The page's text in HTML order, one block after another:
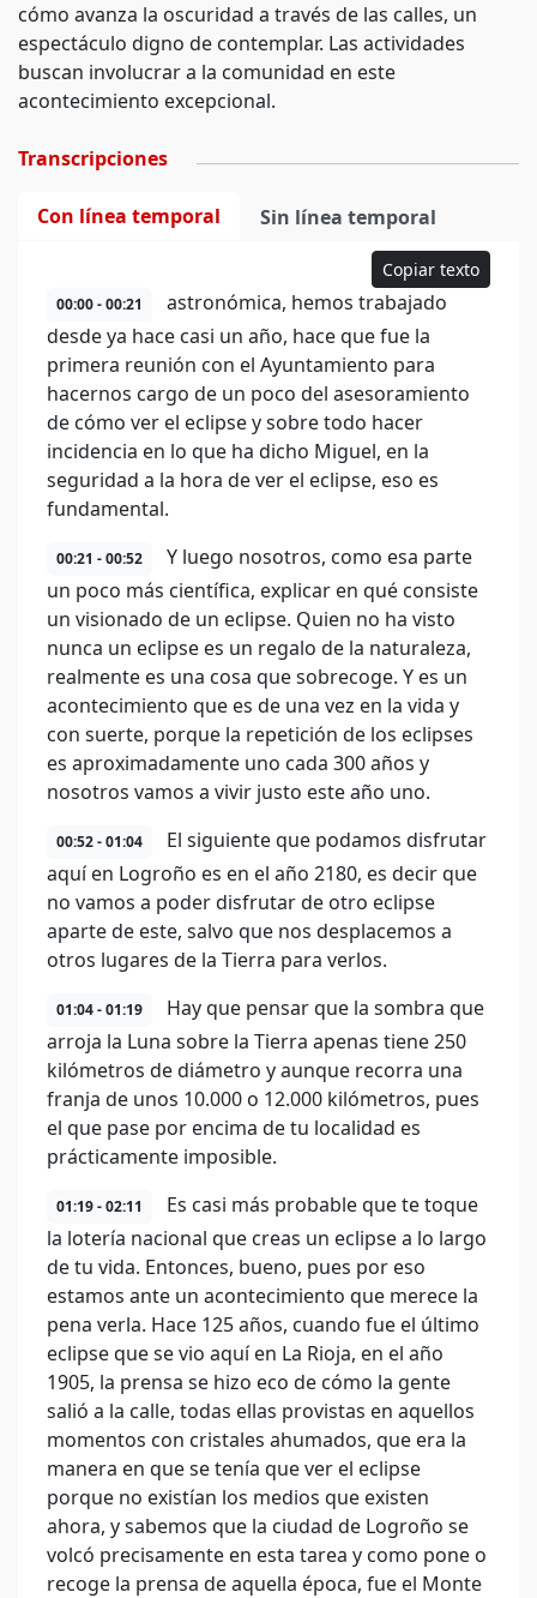
cómo avanza la oscuridad a través de las calles, un
espectáculo digno de contemplar. Las actividades
buscan involucrar a la comunidad en este
acontecimiento excepcional.
Transcripciones
Con línea temporal Sin línea temporal
Copiar texto
00:00 - 00:21
astronómica, hemos trabajado
desde ya hace casi un año, hace que fue la
primera reunión con el Ayuntamiento para
hacernos cargo de un poco del asesoramiento
de cómo ver el eclipse y sobre todo hacer
incidencia en lo que ha dicho Miguel, en la
seguridad a la hora de ver el eclipse, eso es
fundamental.
00:21 - 00:52
Y luego nosotros, como esa parte
un poco más científica, explicar en qué consiste
un visionado de un eclipse. Quien no ha visto
nunca un eclipse es un regalo de la naturaleza,
realmente es una cosa que sobrecoge. Y es un
acontecimiento que es de una vez en la vida y
con suerte, porque la repetición de los eclipses
es aproximadamente uno cada 300 años y
nosotros vamos a vivir justo este año uno.
00:52 - 01:04
El siguiente que podamos disfrutar
aquí en Logroño es en el año 2180, es decir que
no vamos a poder disfrutar de otro eclipse
aparte de este, salvo que nos desplacemos a
otros lugares de la Tierra para verlos.
01:04 - 01:19
Hay que pensar que la sombra que
arroja la Luna sobre la Tierra apenas tiene 250
kilómetros de diámetro y aunque recorra una
franja de unos 10.000 o 12.000 kilómetros, pues
el que pase por encima de tu localidad es
prácticamente imposible.
01:19 - 02:11
Es casi más probable que te toque
la lotería nacional que creas un eclipse a lo largo
de tu vida. Entonces, bueno, pues por eso
estamos ante un acontecimiento que merece la
pena verla. Hace 125 años, cuando fue el último
eclipse que se vio aquí en La Rioja, en el año
1905, la prensa se hizo eco de cómo la gente
salió a la calle, todas ellas provistas en aquellos
momentos con cristales ahumados, que era la
manera en que se tenía que ver el eclipse
porque no existían los medios que existen
ahora, y sabemos que la ciudad de Logroño se
volcó precisamente en esta tarea y como pone o
recoge la prensa de aquella época, fue el Monte